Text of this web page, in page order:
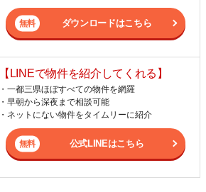
ダウンロードはこちら
【LINEで物件を紹介してくれる】
・一都三県ほぼすべての物件を網羅
・早朝から深夜まで相談可能
・ネットにない物件をタイムリーに紹介
公式LINEはこちら